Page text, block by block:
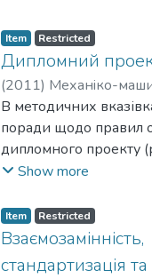
Item Restricted
Дипломний
(2011) Механiко-
інститут;Пасічник,
Солодкий, Валерій
В методичних
поради щодо правил
дипломного проекту
вимогам існуючих
Show more
Item Restricted
Взаємозамінність,
стандартизація та